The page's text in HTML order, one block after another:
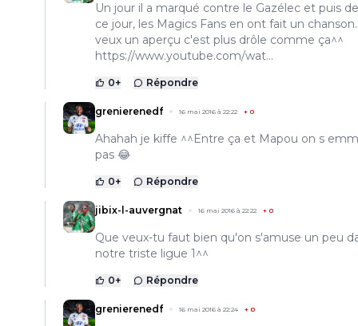
Un jour il a marqué contre le Gazélec et puis
ce jour, les Magics Fans en ont fait un
veux un aperçu c'est plus drôle comme ça^^
https://www.youtube.com/wat...
0+ Répondre
grenierenedf 16 mai 2016 à 22:22 + 0
Ahahah je kiffe ^^Entre ça et Mapou on s
pas 😂
0+ Répondre
jibix-l-auvergnat 16 mai 2016 à 22:22 + 0
Que veux-tu faut bien qu'on s'amuse un peu
notre triste ligue 1^^
0+ Répondre
grenierenedf 16 mai 2016 à 22:24 + 0